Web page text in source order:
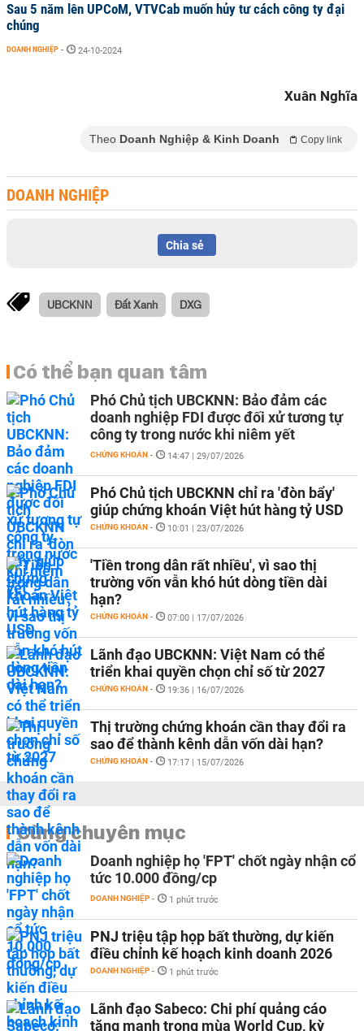
Sau 5 năm lên UPCoM, VTVCab muốn hủy tư cách công ty đại
chúng
DOANH NGHIỆP - 24-10-2024
Xuân Nghĩa
Theo Doanh Nghiệp & Kinh Doanh Copy link
DOANH NGHIỆP
Chia sẻ
UBCKNN Đất Xanh DXG
Có thể bạn quan tâm
Phó Chủ tịch UBCKNN: Bảo đảm các
doanh nghiệp FDI được đối xử tương tự
công ty trong nước khi niêm yết
CHỨNG KHOÁN - 14:47 | 29/07/2026
Phó Chủ tịch UBCKNN chỉ ra 'đòn bẩy'
giúp chứng khoán Việt hút hàng tỷ USD
CHỨNG KHOÁN - 10:01 | 23/07/2026
'Tiền trong dân rất nhiều', vì sao thị
trường vốn vẫn khó hút dòng tiền dài
hạn?
CHỨNG KHOÁN - 07:00 | 17/07/2026
Lãnh đạo UBCKNN: Việt Nam có thể
triển khai quyền chọn chỉ số từ 2027
CHỨNG KHOÁN - 19:36 | 16/07/2026
Thị trường chứng khoán cần thay đổi ra
sao để thành kênh dẫn vốn dài hạn?
CHỨNG KHOÁN - 17:17 | 15/07/2026
Cùng chuyên mục
Doanh nghiệp họ 'FPT' chốt ngày nhận cổ
tức 10.000 đồng/cp
DOANH NGHIỆP - 1 phút trước
PNJ triệu tập họp bất thường, dự kiến
điều chỉnh kế hoạch kinh doanh 2026
DOANH NGHIỆP - 1 phút trước
Lãnh đạo Sabeco: Chi phí quảng cáo
tăng mạnh trong mùa World Cup, kỳ